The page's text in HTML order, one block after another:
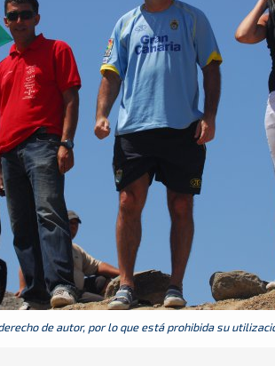
de autor, por lo que está prohibida su